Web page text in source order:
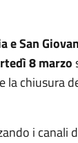
e San
8 marzo
la chiusura
i canali